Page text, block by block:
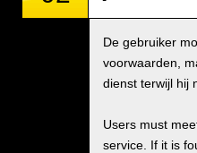
De gebruiker
voorwaarden,
dienst terwijl hij
Users must
service. If it is